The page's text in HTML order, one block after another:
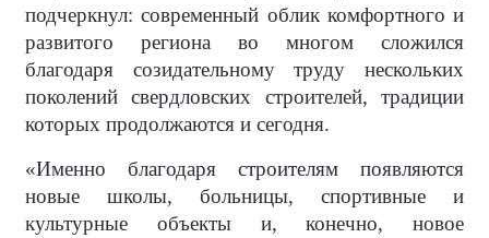
подчеркнул: современный облик комфортного и
развитого региона во многом сложился
благодаря созидательному труду нескольких
поколений свердловских строителей, традиции
которых продолжаются и сегодня.
«Именно благодаря строителям появляются
новые школы, больницы, спортивные и
культурные объекты и, конечно, новое